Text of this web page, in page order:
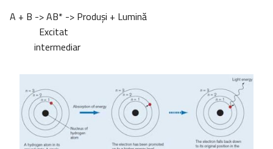
A + B -> AB* -> Produşi + Lumină
Excitat
intermediar